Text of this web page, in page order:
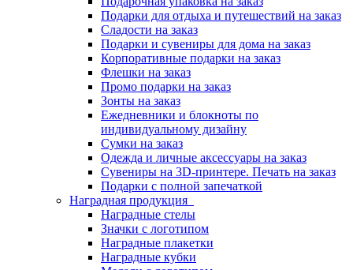
Подарки для отдыха и путешествий на заказ
Сладости на заказ
Подарки и сувениры для дома на заказ
Корпоративные подарки на заказ
Флешки на заказ
Промо подарки на заказ
Зонты на заказ
Ежедневники и блокноты по
индивидуальному дизайну
Сумки на заказ
Одежда и личные аксессуары на заказ
Сувениры на 3D-принтере. Печать на заказ
Подарки с полной запечаткой
Наградная продукция
Наградные стелы
Значки с логотипом
Наградные плакетки
Наградные кубки